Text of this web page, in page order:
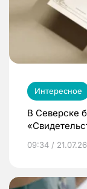
Интересное
В Северске
09:34 / 21.07.26